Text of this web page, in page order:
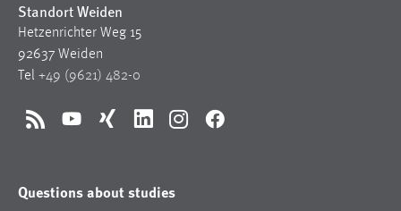
Standort Weiden
Hetzenrichter Weg 15
92637 Weiden
Tel +49 (9621) 482-0
RSS YouTubeXing LinkedInInstagramFacebook
Questions about studies